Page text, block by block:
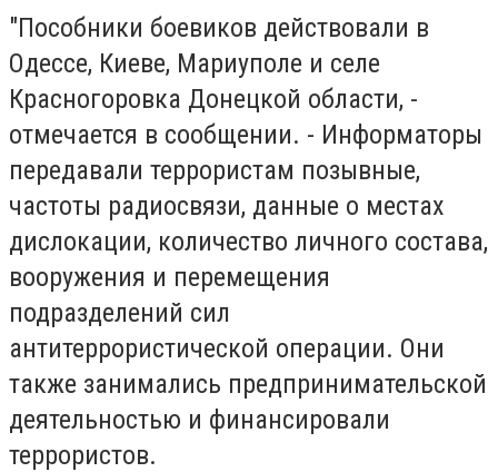
"Пособники боевиков действовали в
Одессе, Киеве, Мариуполе и селе
Красногоровка Донецкой области, -
отмечается в сообщении. - Информаторы
передавали террористам позывные,
частоты радиосвязи, данные о местах
дислокации, количество личного состава,
вооружения и перемещения
подразделений сил
антитеррористической операции. Они
также занимались предпринимательской
деятельностью и финансировали
террористов.